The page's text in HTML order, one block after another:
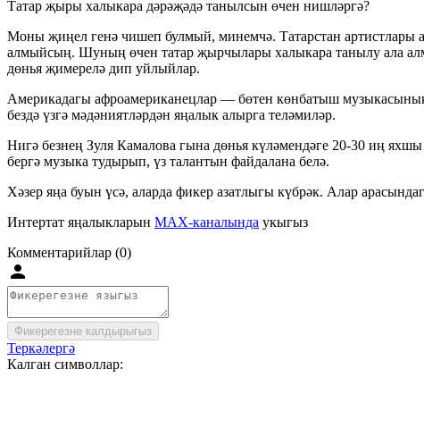
Татар җыры халыкара дәрәҗәдә танылсын өчен нишләргә?
Моны җиңел генә чишеп булмый, минемчә. Татарстан артистлары
алмыйсың. Шуның өчен татар җырчылары халыкара танылу ала
дөнья җимерелә дип уйлыйлар.
Америкадагы афроамериканецлар — бөтен көнбатыш
бездә үзгә мәдәниятләрдән яңалык алырга теләмиләр.
Нигә безнең Зуля Камалова гына дөнья күләмендәге 20-30 иң
бергә музыка тудырып, үз талантын файдалана белә.
Хәзер яңа буын үсә, аларда фикер азатлыгы күбрәк. Алар
Интертат яңалыкларын MAX-каналында укыгыз
Комментарийлар (0)
Фикерегезне калдырыгыз
Теркәлергә
Калган символлар: